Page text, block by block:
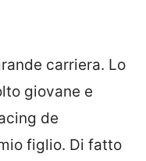
carriera. Lo
giovane e
de
figlio. Di fatto